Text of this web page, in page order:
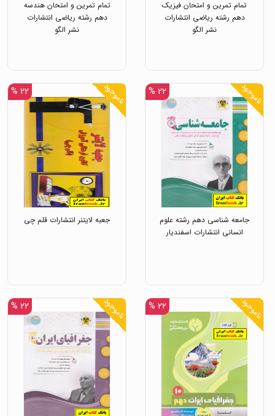
تمام تمرین و امتحان فیزیک
دهم رشته ریاضی انتشارات
نشر الگو
تمام تمرین و امتحان هندسه
دهم رشته ریاضی انتشارات
نشر الگو
ناموجود ۲۲ %
جامعه شناسی دهم رشته علوم
انسانی انتشارات اسفندیار
ناموجود ۲۲ %
جعبه لایتنر انتشارات قلم چی
ناموجود ۲۲ % ناموجود ۲۲ %